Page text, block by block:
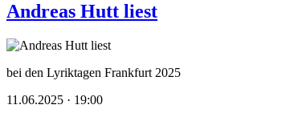
Andreas Hutt liest
bei den Lyriktagen Frankfurt 2025
11.06.2025 · 19:00